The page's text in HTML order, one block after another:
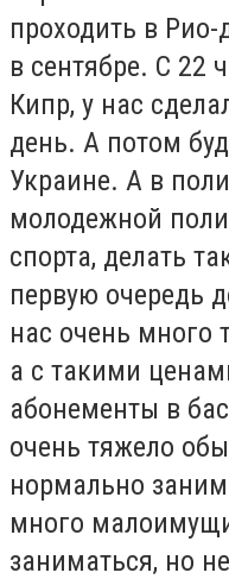
проходить в
в сентябре. С 22
Кипр, у нас
день. А потом
Украине. А в
молодежной
спорта, делать
первую очередь
нас очень много
а с такими
абонементы в
очень тяжело
нормально
много
заниматься, но